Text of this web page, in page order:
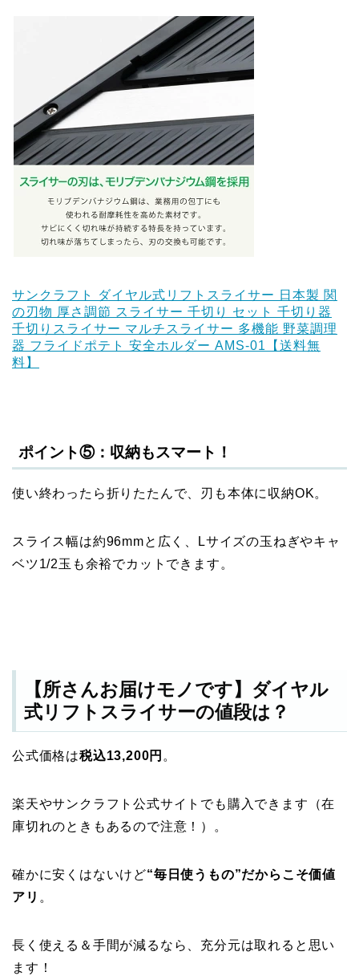
サンクラフト ダイヤル式リフトスライサー 日本製 関
の刃物 厚さ調節 スライサー 千切り セット 千切り器
千切りスライサー マルチスライサー 多機能 野菜調理
器 フライドポテト 安全ホルダー AMS-01【送料無
料】
ポイント⑤：収納もスマート！
使い終わったら折りたたんで、刃も本体に収納OK。
スライス幅は約96mmと広く、Lサイズの玉ねぎやキャ
ベツ1/2玉も余裕でカットできます。
【所さんお届けモノです】ダイヤル
式リフトスライサーの値段は？
公式価格は税込13,200円 。
楽天やサンクラフト公式サイトでも購入できます（在
庫切れのときもあるので注意！）。
確かに安くはないけど“毎日使うもの”だからこそ価値
アリ 。
長く使える＆手間が減るなら、充分元は取れると思い
ます！